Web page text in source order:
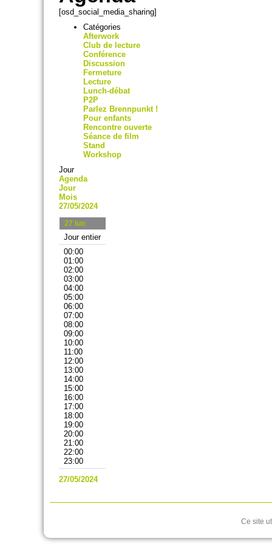
[osd_social_media_sharing]
Catégories
Afterwork
Club de lecture
Conférence
Discussion
Fermeture
Lecture
Lunch-débat
P2P
Parlez Brennpunkt !
Pour enfants
Rencontre ouverte
Séance de film
Stand
Workshop
Jour
Agenda
Jour
Mois
27/05/2024
27 lun
Jour entier
00:00
01:00
02:00
03:00
04:00
05:00
06:00
07:00
08:00
09:00
10:00
11:00
12:00
13:00
14:00
15:00
16:00
17:00
18:00
19:00
20:00
21:00
22:00
23:00
27/05/2024
Ce site